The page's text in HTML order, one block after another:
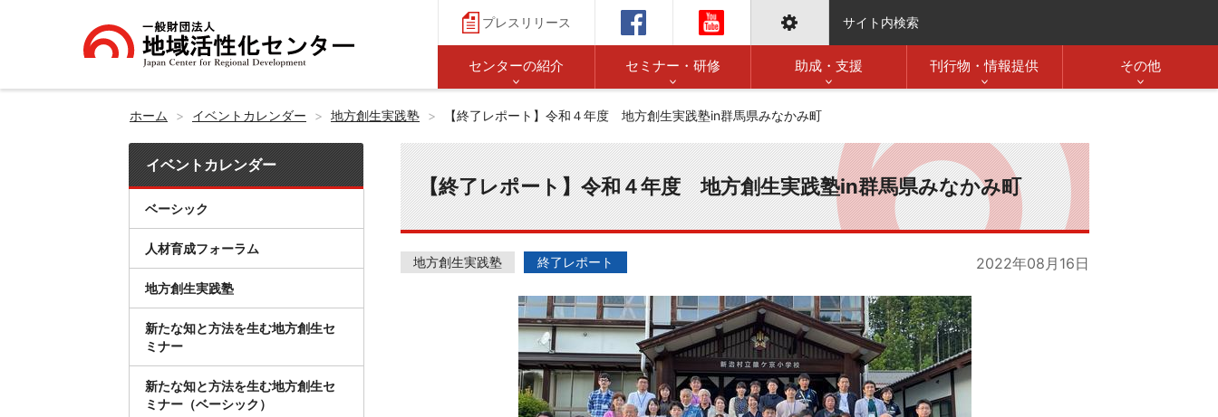
プレスリリース サイト内検索
センターの紹介 セミナー・研修 助成・支援 刊行物・情報提供 その他
ホーム イベントカレンダー 地方創生実践塾 【終了レポート】令和４年度 地方創生実践塾in群馬県みなかみ町
【終了レポート】令和４年度 地方創生実践塾in群馬県みなかみ町
地方創生実践塾 終了レポート 2022年08月16日
イベントカレンダー
ベーシック
人材育成フォーラム
地方創生実践塾
新たな知と方法を生む地方創生セ
ミナー
新たな知と方法を生む地方創生セ
ミナー（ベーシック）